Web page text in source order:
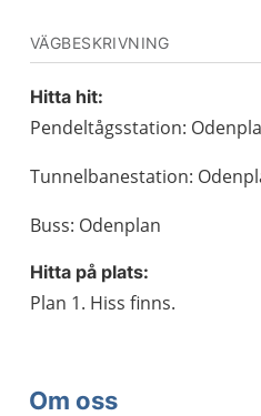
VÄGBESKRIVNING
Hitta hit:
Pendeltågsstation:
Tunnelbanestation:
Buss: Odenplan
Hitta på plats:
Plan 1. Hiss finns.
Om oss